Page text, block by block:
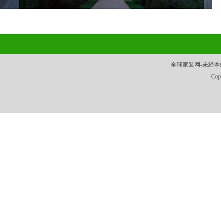
全球家装网-未经本